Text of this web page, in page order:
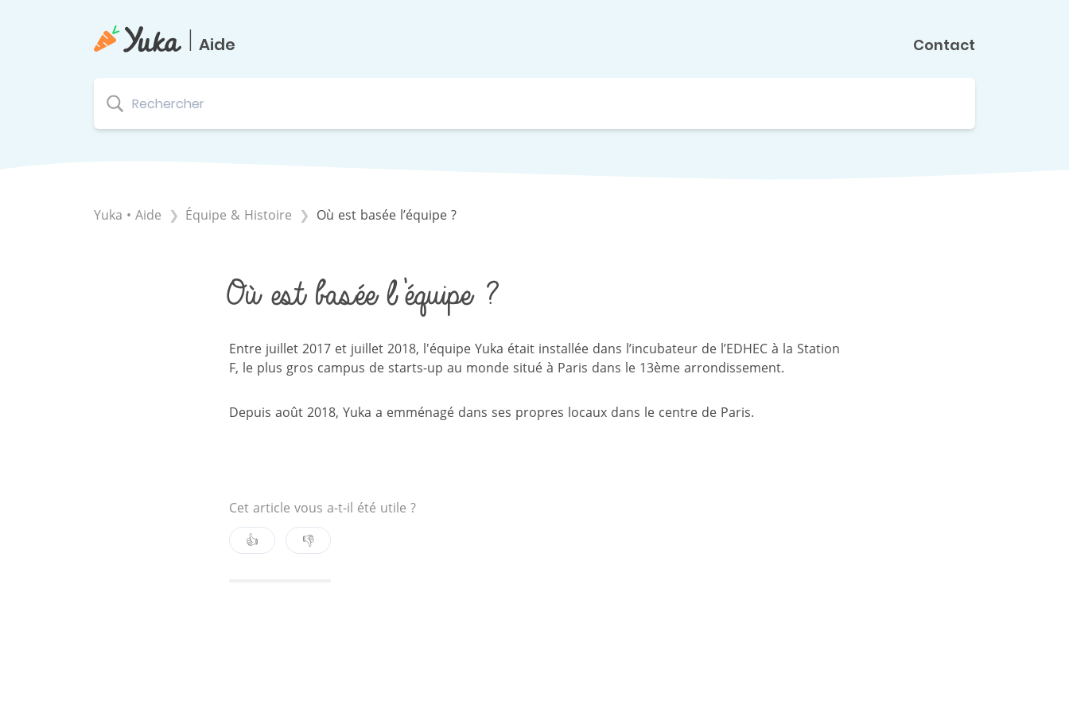
| Aide Contact
Yuka • Aide ​Équipe & Histoire Où est basée l’équipe ?
Où est basée l’équipe ?
Entre juillet 2017 et juillet 2018, l'équipe Yuka était installée dans l’incubateur de l’EDHEC à la Station
F, le plus gros campus de starts-up au monde situé à Paris dans le 13ème arrondissement.
Depuis août 2018, Yuka a emménagé dans ses propres locaux dans le centre de Paris.
Cet article vous a-t-il été utile ?
👍
👎